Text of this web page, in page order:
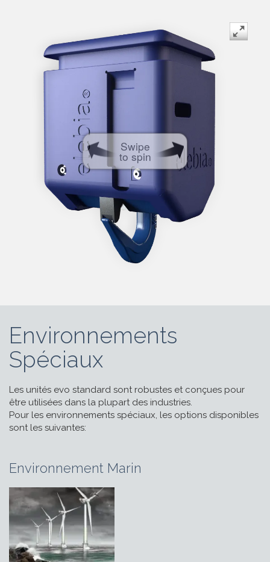
Swipe
to spin
Environnements
Spéciaux
Les unités evo standard sont robustes et conçues pour
être utilisées dans la plupart des industries.
Pour les environnements spéciaux, les options disponibles
sont les suivantes:
Environnement Marin